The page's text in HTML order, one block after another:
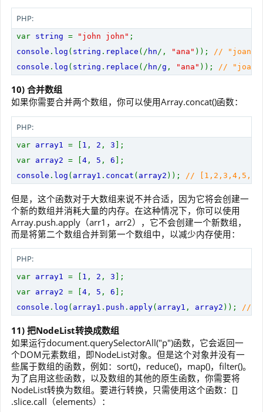
PHP:
var string = "john john" ;
console . log ( string . replace (/ hn /, "ana" ));
// "joana
console . log ( string . replace (/ hn /g , "ana" )); //
10) 合并数组
如果你需要合并两个数组，你可以使用Array.concat()函数：
PHP:
var array1 = [ 1 , 2 , 3 ];
var array2 = [ 4 , 5 , 6 ];
console . log ( array1 . concat ( array2 )); //
但是，这个函数对于大数组来说不并合适，因为它将会创建一
个新的数组并消耗大量的内存。在这种情况下，你可以使用
Array.push.apply（arr1，arr2），它不会创建一个新数组，
而是将第二个数组合并到第一个数组中，以减少内存使用：
PHP:
var array1 = [ 1 , 2 , 3 ];
var array2 = [ 4 , 5 , 6 ];
console . log ( array1 . push . apply( array1 , array2 )); //
11) 把NodeList转换成数组
如果运行document.querySelectorAll("p")函数，它会返回一
个DOM元素数组，即NodeList对象。但是这个对象并没有一
些属于数组的函数，例如：sort()，reduce()，map()，filter()。
为了启用这些函数，以及数组的其他的原生函数，你需要将
NodeList转换为数组。要进行转换，只需使用这个函数：[]
.slice.call（elements）：